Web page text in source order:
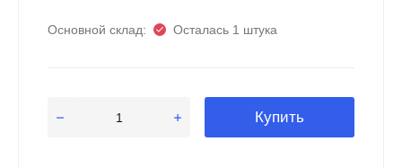
Основной склад: Осталась 1 штука
Купить